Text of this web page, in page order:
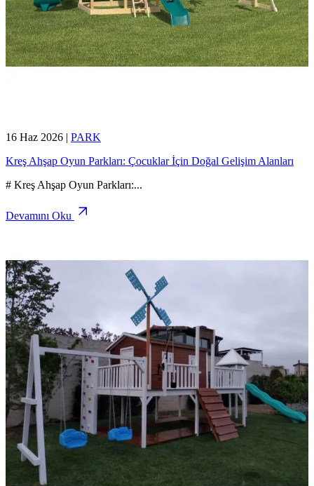
16 Haz 2026 | PARK
Kreş Ahşap Oyun Parkları: Çocuklar İçin Doğal Gelişim Alanları
# Kreş Ahşap Oyun Parkları:...
Devamını Oku